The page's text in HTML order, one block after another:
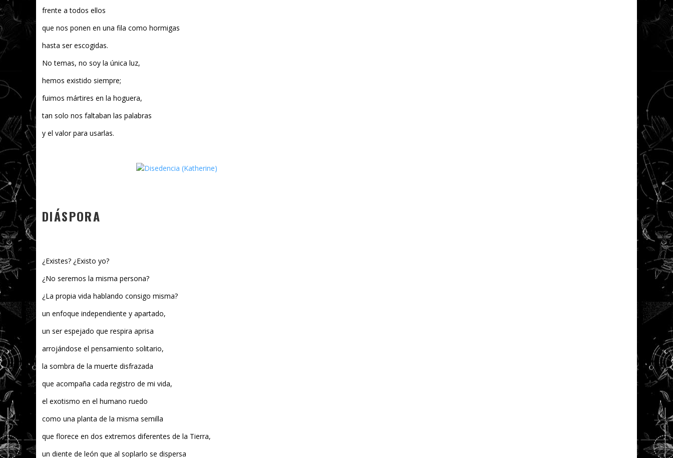
frente a todos ellos
que nos ponen en una fila como hormigas
hasta ser escogidas.
No temas, no soy la única luz,
hemos existido siempre;
fuimos mártires en la hoguera,
tan solo nos faltaban las palabras
y el valor para usarlas.
DIÁSPORA
¿Existes? ¿Existo yo?
¿No seremos la misma persona?
¿La propia vida hablando consigo misma?
un enfoque independiente y apartado,
un ser espejado que respira aprisa
arrojándose el pensamiento solitario,
la sombra de la muerte disfrazada
que acompaña cada registro de mi vida,
el exotismo en el humano ruedo
como una planta de la misma semilla
que florece en dos extremos diferentes de la Tierra,
un diente de león que al soplarlo se dispersa